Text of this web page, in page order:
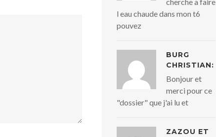
l eau chaude dans mon t6
pouvez
BURG
CHRISTIAN:
Bonjour et
merci pour ce
"dossier" que j'ai lu et
ZAZOU ET